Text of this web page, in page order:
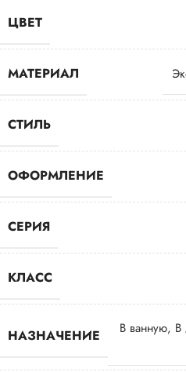
ЦВЕТ
МАТЕРИАЛ
СТИЛЬ
ОФОРМЛЕНИЕ
СЕРИЯ
КЛАСС
НАЗНАЧЕНИЕ В ванную, В